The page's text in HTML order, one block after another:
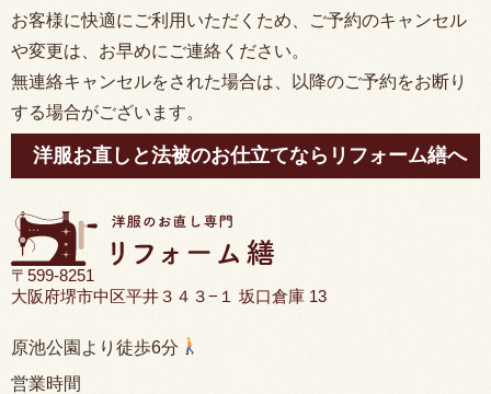
お客様に快適にご利用いただくため、ご予約のキャンセル
や変更は、お早めにご連絡ください。
無連絡キャンセルをされた場合は、以降のご予約をお断り
する場合がございます。
洋服お直しと法被のお仕立てならリフォーム繕へ
〒599-8251
大阪府堺市中区平井３４３−１ 坂口倉庫 13
原池公園より徒歩6分
営業時間